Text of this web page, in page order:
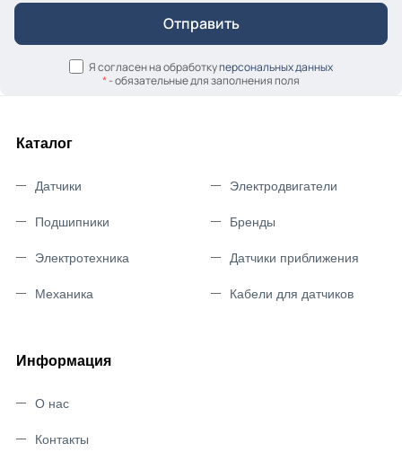
Я согласен на обработкуперсональных данных
*- обязательные для заполнения поля
Каталог
Датчики
Подшипники
Электротехника
Механика
Электродвигатели
Бренды
Датчики приближения
Кабели для датчиков
Информация
О нас
Контакты